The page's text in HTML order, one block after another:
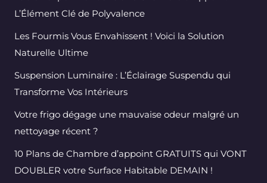
L’Élément Clé de Polyvalence
Les Fourmis Vous Envahissent ! Voici la Solution
Naturelle Ultime
Suspension Luminaire : L’Éclairage Suspendu qui
Transforme Vos Intérieurs
Votre frigo dégage une mauvaise odeur malgré un
nettoyage récent ?
10 Plans de Chambre d’appoint GRATUITS qui VONT
DOUBLER votre Surface Habitable DEMAIN !